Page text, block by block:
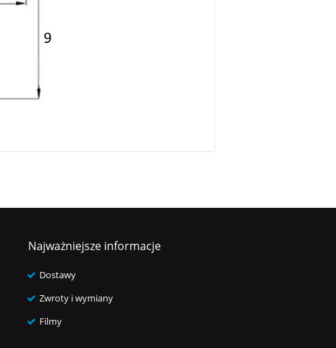
Najważniejsze informacje
Dostawy
Zwroty i wymiany
Filmy